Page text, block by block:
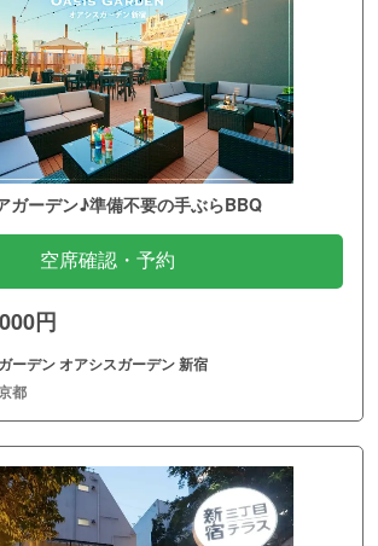
ガーデン♪準備不要の手ぶらBBQ
空席確認・予約
円
ーデン オアシスガーデン 新宿
都